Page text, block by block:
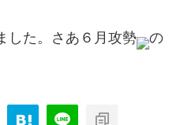
した。さあ６月攻勢
の